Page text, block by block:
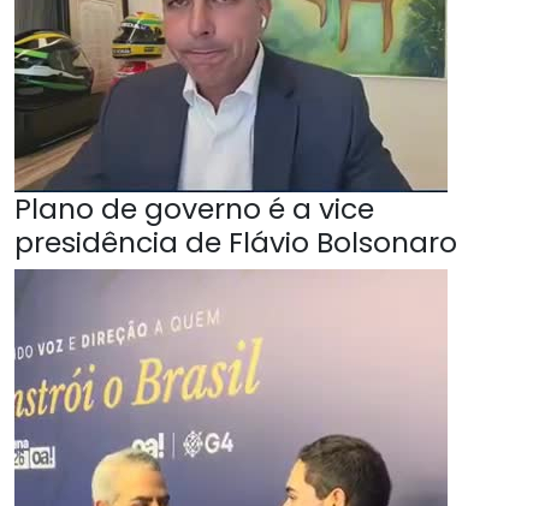
Plano de governo é a vice
presidência de Flávio Bolsonaro